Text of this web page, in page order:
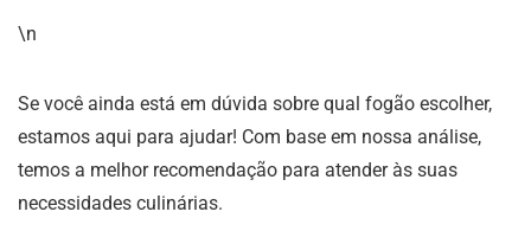
\n
Se você ainda está em dúvida sobre qual fogão escolher,
estamos aqui para ajudar! Com base em nossa análise,
temos a melhor recomendação para atender às suas
necessidades culinárias.